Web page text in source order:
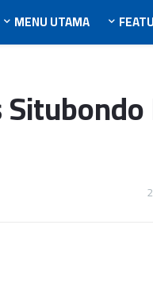
MENU UTAMA
2